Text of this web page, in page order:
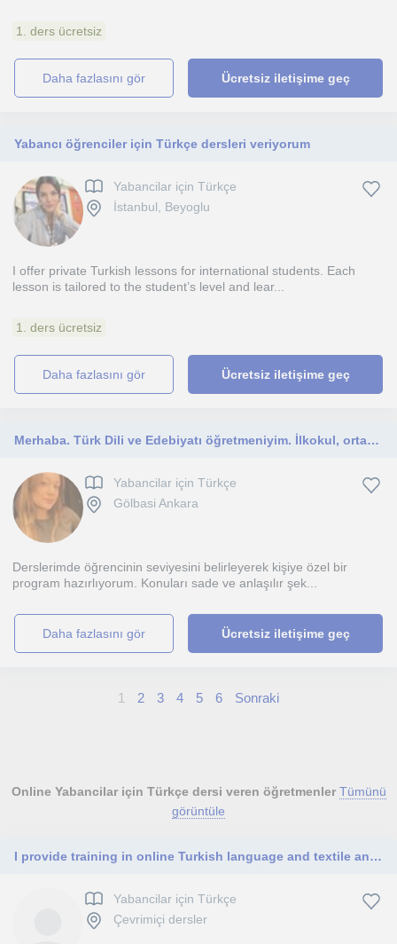
1. ders ücretsiz
daha fazlasını gör Ücretsiz iletişime geç
Yabancı öğrenciler için Türkçe dersleri veriyorum
Yabancilar için Türkçe
İstanbul, Beyoglu
I offer private Turkish lessons for international students. Each
lesson is tailored to the student’s level and lear...
1. ders ücretsiz
daha fazlasını gör Ücretsiz iletişime geç
Merhaba. Türk Dili ve Edebiyatı öğretmeniyim. İlkokul, ortaokul ve lise öğrencilerine seviyelerine uygun, özel ders verebilirim.
Yabancilar için Türkçe
Gölbasi Ankara
Derslerimde öğrencinin seviyesini belirleyerek kişiye özel bir
program hazırlıyorum. Konuları sade ve anlaşılır şek...
daha fazlasını gör Ücretsiz iletişime geç
1 2 3 4 5 6 Sonraki
Online Yabancilar için Türkçe dersi veren öğretmenler Tümünü
görüntüle
I provide training in online Turkish language and textile and apparel industry, textile manufacturing , product development.
Yabancilar için Türkçe
Çevrimiçi dersler